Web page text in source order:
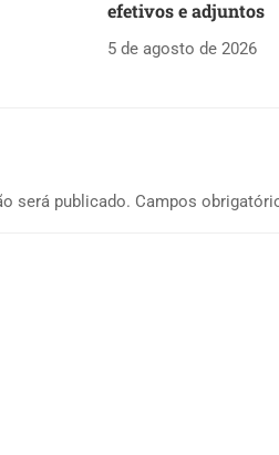
efetivos e adjuntos
5 de agosto de 2026
será publicado. Campos